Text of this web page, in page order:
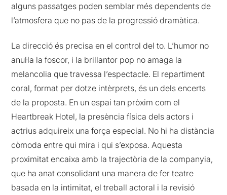
alguns passatges poden semblar més dependents de
l’atmosfera que no pas de la progressió dramàtica.
La direcció és precisa en el control del to. L’humor no
anul·la la foscor, i la brillantor pop no amaga la
melancolia que travessa l’espectacle. El repartiment
coral, format per dotze intèrprets, és un dels encerts
de la proposta. En un espai tan pròxim com el
Heartbreak Hotel, la presència física dels actors i
actrius adquireix una força especial. No hi ha distància
còmoda entre qui mira i qui s’exposa. Aquesta
proximitat encaixa amb la trajectòria de la companyia,
que ha anat consolidant una manera de fer teatre
basada en la intimitat, el treball actoral i la revisió